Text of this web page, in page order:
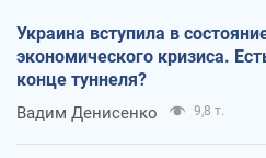
Украина вступила в
экономического кризиса.
конце туннеля?
Вадим Денисенко 9,8 т.